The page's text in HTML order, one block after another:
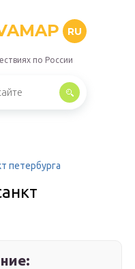
RU
по России
петербурга